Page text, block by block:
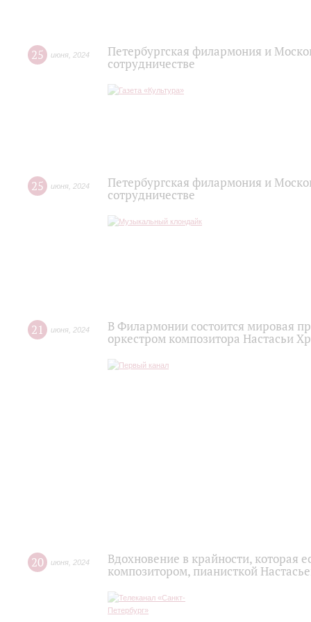
25 июня 2024
Петербургская филармония и
сотрудничестве
25 июня 2024
Петербургская филармония и
сотрудничестве
21 июня 2024
В Филармонии состоится мировая
оркестром композитора Настасьи
20 июня 2024
Вдохновение в крайности, которая
композитором, пианисткой